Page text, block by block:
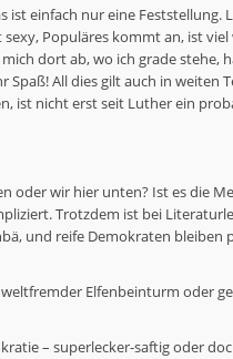
ist einfach nur eine Feststellung.
Populäres kommt an, ist viel
dort ab, wo ich grade stehe,
All dies gilt auch in weiten
ist nicht erst seit Luther ein
oder wir hier unten? Ist es die
Trotzdem ist bei
und reife Demokraten bleiben
Elfenbeinturm oder
– superlecker-saftig oder